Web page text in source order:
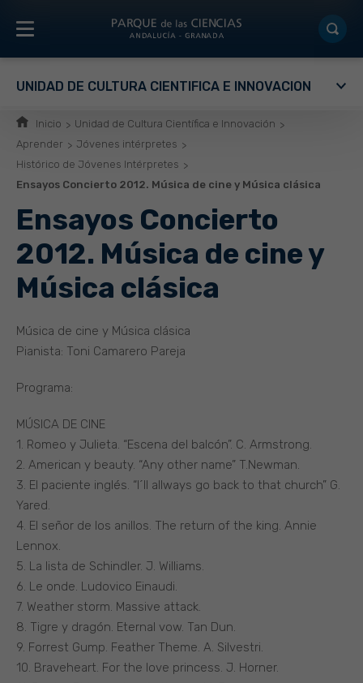
UNIDAD DE CULTURA CIENTÍFICA E INNOVACIÓN
Inicio
Unidad de Cultura Científica e Innovación
Aprender
Jóvenes intérpretes
Histórico de Jóvenes Intérpretes
Ensayos Concierto 2012. Música de cine y Música clásica
Ensayos Concierto
2012. Música de cine y
Música clásica
Música de cine y Música clásica
Pianista: Toni Camarero Pareja
Programa:
MÚSICA DE CINE
1. Romeo y Julieta. “Escena del balcón”. C. Armstrong.
2. American y beauty. “Any other name” T.Newman.
3. El paciente inglés. “I´ll allways go back to that church” G.
Yared.
4. El señor de los anillos. The return of the king. Annie
Lennox.
5. La lista de Schindler. J. Williams.
6. Le onde. Ludovico Einaudi.
7. Weather storm. Massive attack.
8. Tigre y dragón. Eternal vow. Tan Dun.
9. Forrest Gump. Feather Theme. A. Silvestri.
10. Braveheart. For the love princess. J. Horner.